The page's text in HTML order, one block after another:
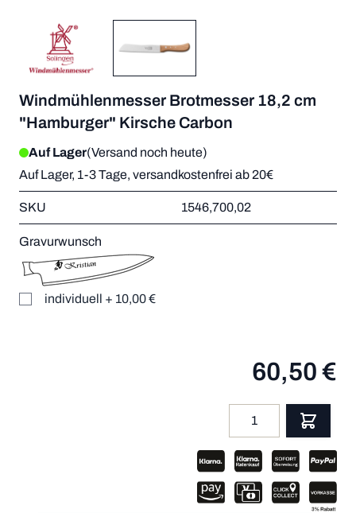
Windmühlenmesser Brotmesser 18,2 cm
"Hamburger" Kirsche Carbon
Auf Lager(Versand noch heute)
Auf Lager, 1-3 Tage, versandkostenfrei ab 20€
SKU 1546,700,02
Gravurwunsch
individuell + 10,00 €
60,50 €